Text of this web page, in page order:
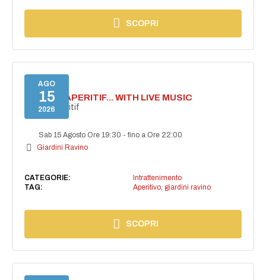
SCOPRI
AGO
15
2026
SECRET APERITIF... WITH LIVE MUSIC
Secret aperitif
Sab 15 Agosto Ore 19:30 -fino a Ore 22:00
Giardini Ravino
CATEGORIE:
Intrattenimento
TAG:
Aperitivo, giardini ravino
SCOPRI